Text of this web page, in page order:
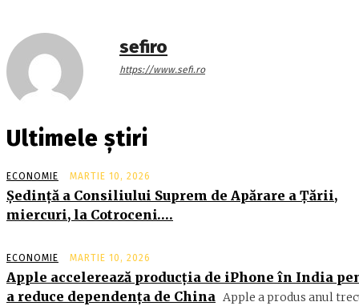
sefiro
https://www.sefi.ro
Ultimele știri
ECONOMIE MARTIE 10, 2026
Şedinţă a Consiliului Suprem de Apărare a Ţării,
miercuri, la Cotroceni….
ECONOMIE MARTIE 10, 2026
Apple accelerează producția de iPhone în India
a reduce dependența de China Apple a produs anul